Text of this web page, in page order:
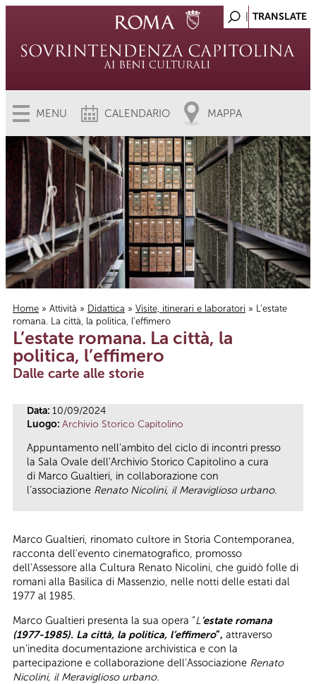
MENU CALENDARIO MAPPA
Tu sei qui
Home » Attività » Didattica » Visite, itinerari e laboratori » L’estate
romana. La città, la politica, l’effimero
L’estate romana. La città, la
politica, l’effimero
Dalle carte alle storie
Data: 10/09/2024
Luogo: Archivio Storico Capitolino
Appuntamento nell'ambito del ciclo di incontri presso
la Sala Ovale dell’Archivio Storico Capitolino a cura
di Marco Gualtieri, in collaborazione con
l’associazione Renato Nicolini, il Meraviglioso urbano.
Marco Gualtieri, rinomato cultore in Storia Contemporanea,
racconta dell'evento cinematografico, promosso
dell’Assessore alla Cultura Renato Nicolini, che guidò folle di
romani alla Basilica di Massenzio, nelle notti delle estati dal
1977 al 1985.
Marco Gualtieri presenta la sua opera “L ’estate romana
(1977-1985). La città, la politica, l’effimero”, attraverso
un’inedita documentazione archivistica e con la
partecipazione e collaborazione dell’Associazione Renato
Nicolini, il Meraviglioso urbano.